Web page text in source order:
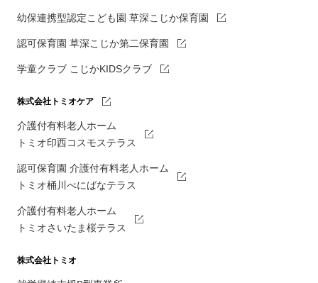
幼保連携型認定こども園 草深こじか保育園
認可保育園 草深こじか第二保育園
学童クラブ こじかKIDSクラブ
株式会社トミオケア
介護付有料老人ホーム
トミオ印西コスモステラス
認可保育園 介護付有料老人ホーム
トミオ桶川べにばなテラス
介護付有料老人ホーム
トミオさいたま桜テラス
株式会社トミオ